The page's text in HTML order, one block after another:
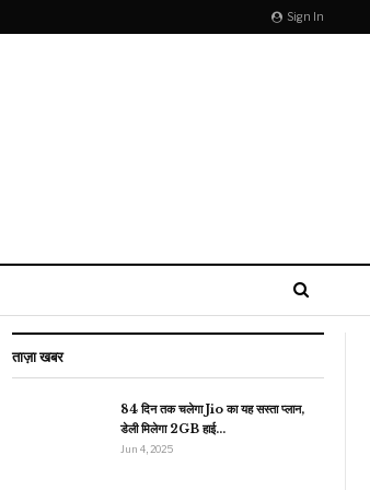
Sign In
ताज़ा खबर
84 दिन तक चलेगा Jio का यह सस्ता प्लान,
डेली मिलेगा 2GB हाई…
Jun 4, 2025